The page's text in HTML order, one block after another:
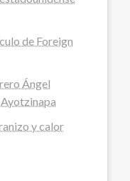
de Foreign
Ángel
y calor